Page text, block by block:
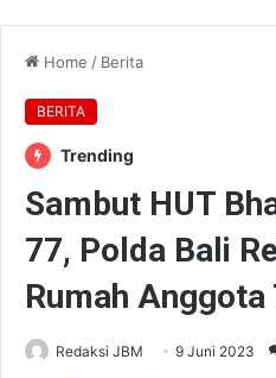
Home / Berita
BERITA
Trending
Sambut HUT
77, Polda Bali
Rumah Anggota
Redaksi JBM 9 Juni 2023